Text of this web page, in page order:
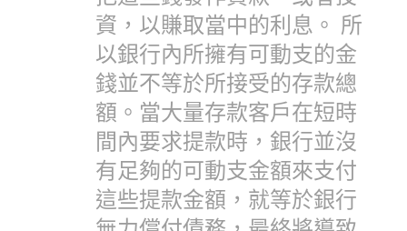
資，以賺取當中的利息。 所
以銀行內所擁有可動支的金
錢並不等於所接受的存款總
額。當大量存款客戶在短時
間內要求提款時，銀行並沒
有足夠的可動支金額來支付
這些提款金額，就等於銀行